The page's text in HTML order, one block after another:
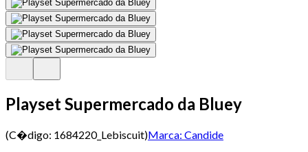
Playset Supermercado da Bluey
(C�digo: 1684220_Lebiscuit)Marca: Candide